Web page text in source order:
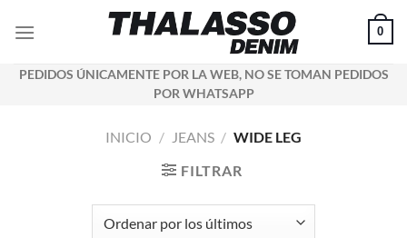
0
PEDIDOS ÚNICAMENTE POR LA WEB, NO SE TOMAN PEDIDOS
POR WHATSAPP
INICIO / JEANS / WIDE LEG
FILTRAR